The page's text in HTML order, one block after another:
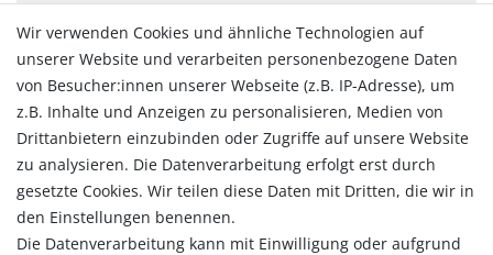
Zahlungsarten
Versandarten & -kosten
Widerrufsrecht
Vertrag widerrufen
Konto
Login
Registrieren
Warenkorb
Zur Kasse
Wir verwenden Cookies und ähnliche Technologien auf
unserer Website und verarbeiten personenbezogene Daten
von Besucher:innen unserer Webseite (z.B. IP-Adresse), um
z.B. Inhalte und Anzeigen zu personalisieren, Medien von
Drittanbietern einzubinden oder Zugriffe auf unsere Website
zu analysieren. Die Datenverarbeitung erfolgt erst durch
gesetzte Cookies. Wir teilen diese Daten mit Dritten, die wir in
den Einstellungen benennen.
Die Datenverarbeitung kann mit Einwilligung oder aufgrund